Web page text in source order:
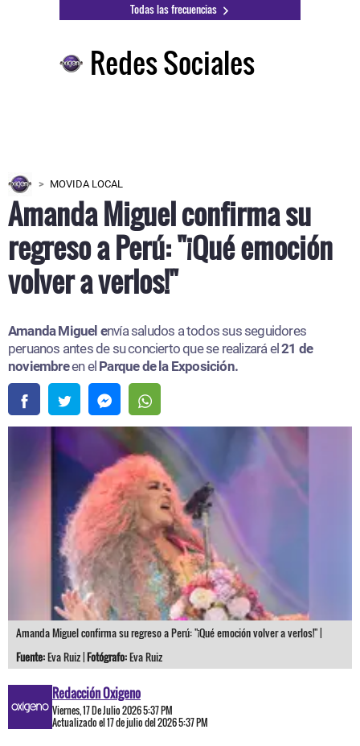
Todas las frecuencias
Redes Sociales
MOVIDA LOCAL
Amanda Miguel confirma su
regreso a Perú: "¡Qué emoción
volver a verlos!"
Amanda Miguel envía saludos a todos sus seguidores
peruanos antes de su concierto que se realizará el21 de
noviembreen el Parque de la Exposición.
Amanda Miguel confirma su regreso a Perú: "¡Qué emoción volver a verlos!" |
Fuente:Eva Ruiz |Fotógrafo:Eva Ruiz
Redacción Oxigeno
Viernes, 17 De Julio 2026 5:37 PM
Actualizado el 17 de julio del 2026 5:37 PM